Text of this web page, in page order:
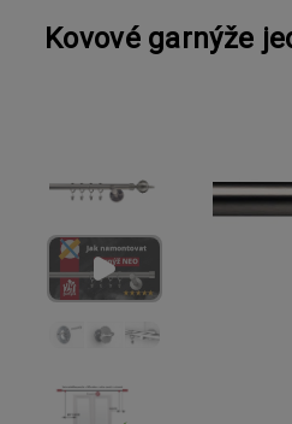
Kovové garnýže